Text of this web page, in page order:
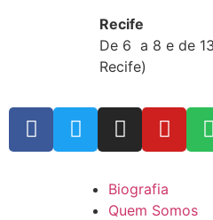
Recife
De 6 a 8 e de
Recife)
Biografia
Quem Somos